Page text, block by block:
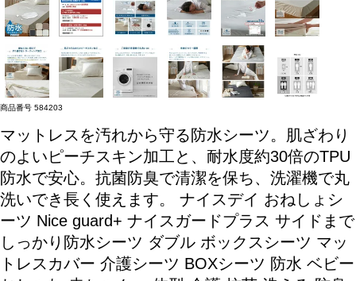
商品番号 584203
マットレスを汚れから守る防水シーツ。肌ざわり
のよいピーチスキン加工と、耐水度約30倍のTPU
防水で安心。抗菌防臭で清潔を保ち、洗濯機で丸
洗いでき長く使えます。
ナイスデイ おねしょシ
ーツ Nice guard+ ナイスガードプラス サイドまで
しっかり防水シーツ ダブル ボックスシーツ マッ
トレスカバー 介護シーツ BOXシーツ 防水 ベビー